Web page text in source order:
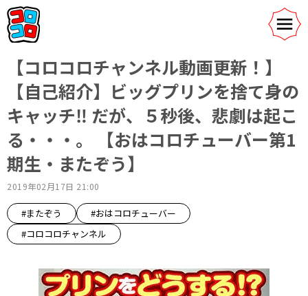
【コロコロチャンネル動画更新！】
【自己紹介】ビッグプリンを捨て身の
キャッチ‼︎ だが、５秒後、悲劇は起こ
る・・・。 【おはコロチューバー第1
期生・またぞう】
2019年02月17日 21:00
#またぞう
#おはコロチューバー
#コロコロチャンネル